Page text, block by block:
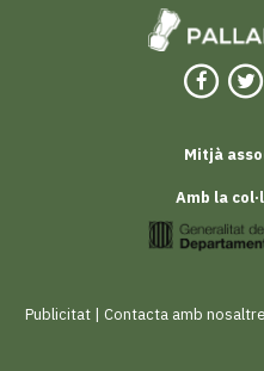
Mitjà
Amb la
Publicitat| Contacta amb